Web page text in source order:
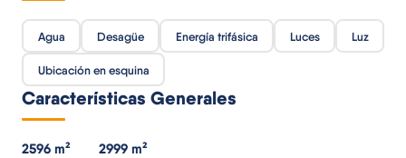
Agua Desagüe Energía trifásica Luces Luz
Ubicación en esquina
Características Generales
2596 m² 2999 m²